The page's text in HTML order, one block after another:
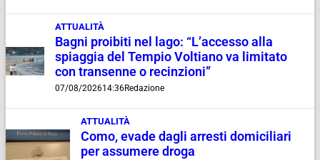
ATTUALITÀ
Bagni proibiti nel lago: “L’accesso alla
spiaggia del Tempio Voltiano va limitato
con transenne o recinzioni”
07/08/202614:36Redazione
ATTUALITÀ
Como, evade dagli arresti domiciliari
per assumere droga